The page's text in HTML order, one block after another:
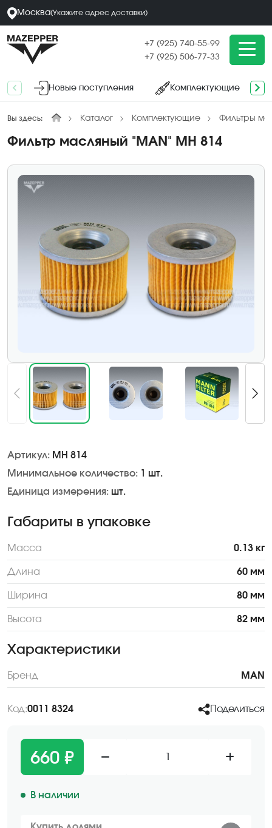
Москва(Укажите адрес доставки)
+7 (925) 740-55-99
+7 (925) 506-77-33
Новые поступления Комплектующие
Вы здесь: Каталог Комплектующие Фильтры
Фильтр масляный "MAN" MH 814
Артикул: MH 814
Минимальное количество: 1 шт.
Единица измерения: шт.
Габариты в упаковке
Масса 0.13 кг
Длина 60 мм
Ширина 80 мм
Высота 82 мм
Характеристики
Бренд MAN
Код:0011 8324 Поделиться
660 ₽
В наличии